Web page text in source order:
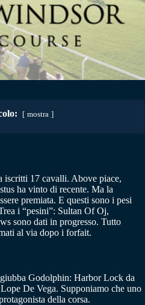
mostra
iscritti 17 cavalli. Above piace,
ha vinto di recente. Ma la
premiata. E questi sono i pesi
i “pesini”: Sultan Of Oj,
sono dati in progresso. Tutto
al via dopo i forfait.
Godolphin: Harbor Lock da
De Vega. Supponiamo che uno
della corsa.